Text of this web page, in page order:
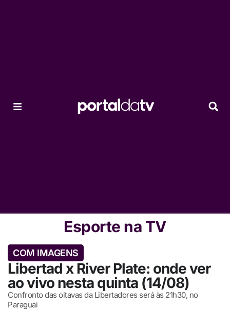
Esporte na TV
COM IMAGENS
Libertad x River Plate: onde ver
ao vivo nesta quinta (14/08)
Confronto das oitavas da Libertadores será às 21h30, no
Paraguai